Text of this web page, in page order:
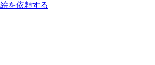
を依頼する